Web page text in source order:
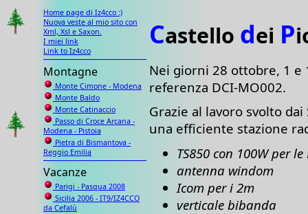
Home page di Iz4cco :)
Nuova veste al mio sito con
Xml, Xsl e Saxon.
I miei link
Link to Iz4cco
Montagne
Monte Cimone - Modena
Monte Baldo
Monte Catinaccio
Passo di Croce Arcana -
Modena - Pistoia
Pietra di Bismantova -
Reggio Emilia
Vacanze
Parigi - Pasqua 2008
Sicilia 2006 - IT9/IZ4CCO
da Cefalù
Castello dei P
Nei giorni 28 ottobre, 1 e
referenza DCI-MO002.
Grazie al lavoro svolto
una efficiente stazione
TS850 con 100W per le
antenna windom
Icom per i 2m
verticale bibanda